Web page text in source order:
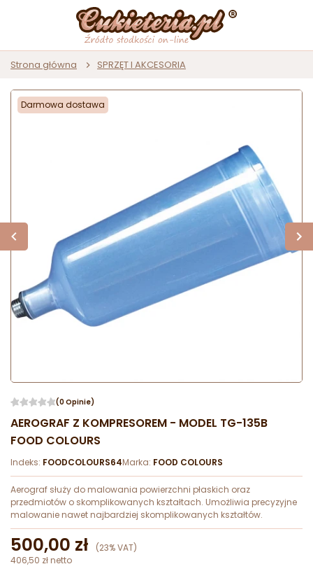
Strona główna SPRZĘT I AKCESORIA
Darmowa dostawa
(0 Opinie)
AEROGRAF Z KOMPRESOREM - MODEL TG-135B
FOOD COLOURS
Indeks: FOODCOLOURS64Marka: FOOD COLOURS
Aerograf służy do malowania powierzchni płaskich oraz
przedmiotów o skomplikowanych kształtach. Umożliwia precyzyjne
malowanie nawet najbardziej skomplikowanych kształtów.
500,00 zł
(23% VAT)
406,50 zł netto